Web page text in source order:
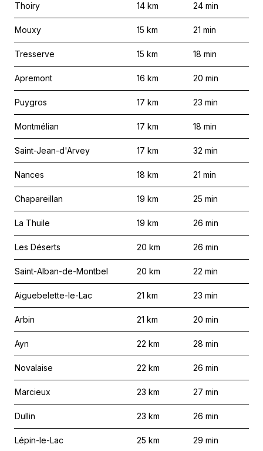
Thoiry 14 km 24 min
Mouxy 15 km 21 min
Tresserve 15 km 18 min
Apremont 16 km 20 min
Puygros 17 km 23 min
Montmélian 17 km 18 min
Saint-Jean-d'Arvey 17 km 32 min
Nances 18 km 21 min
Chapareillan 19 km 25 min
La Thuile 19 km 26 min
Les Déserts 20 km 26 min
Saint-Alban-de-Montbel 20 km 22 min
Aiguebelette-le-Lac 21 km 23 min
Arbin 21 km 20 min
Ayn 22 km 28 min
Novalaise 22 km 26 min
Marcieux 23 km 27 min
Dullin 23 km 26 min
Lépin-le-Lac 25 km 29 min